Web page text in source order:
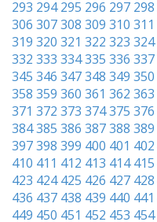
293 294 295 296 297 298
306 307308 309 310 311
319 320 321 322 323 324
332 333 334335 336 337
345 346 347348 349 350
358 359 360 361 362 363
371 372 373 374375 376
384385 386 387388 389
397398 399 400 401 402
410 411 412 413 414 415
423 424 425 426 427 428
436 437 438 439 440 441
449 450 451 452 453 454